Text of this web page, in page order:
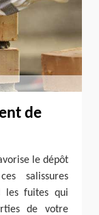
de
le dépôt
salissures
les fuites qui
de votre